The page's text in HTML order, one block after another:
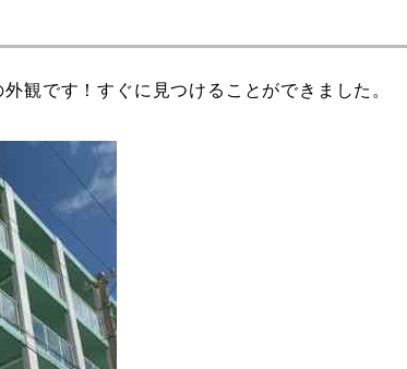
外観です！すぐに見つけることができました。